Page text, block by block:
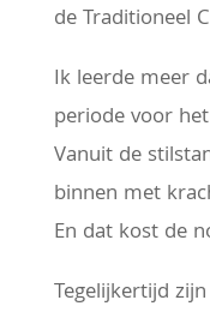
de Traditioneel
Ik leerde meer
periode voor
Vanuit de
binnen met
En dat kost de
Tegelijkertijd